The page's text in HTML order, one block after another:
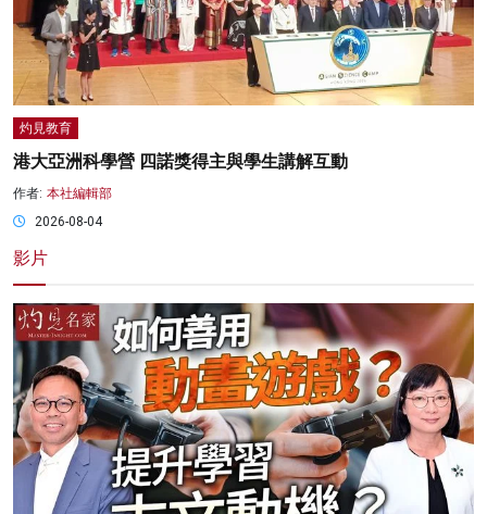
灼見教育
港大亞洲科學營 四諾獎得主與學生講解互動
作者: 本社編輯部
2026-08-04
影片